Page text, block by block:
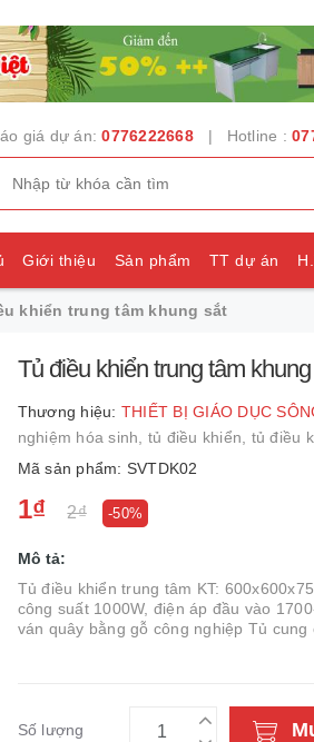
giá dự án:0776222668| Hotline :
Giới thiệu Sản phẩm TT dự án
khiển trung tâm khung sắt
Tủ điều khiển trung tâm
Thương hiệu: THIẾT BỊ GIÁO DỤC
nghiệm hóa sinh, tủ điều khiển, tủ điều
Mã sản phẩm: SVTDK02
1₫ 2₫ -50%
Mô tả:
Tủ điều khiển trung tâm KT:
công suất 1000W, điện áp đầu vào
ván quây bằng gỗ công nghiệp Tủ cung
Số lượng